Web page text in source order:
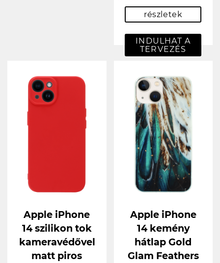
részletek
INDULHAT A
TERVEZÉS
Apple iPhone
14 szilikon tok
kameravédővel
matt piros
Apple iPhone
14 kemény
hátlap Gold
Glam Feathers